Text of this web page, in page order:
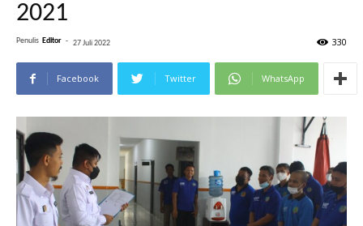
2021
Penulis Editor - 27 Juli 2022 330
Facebook Twitter WhatsApp